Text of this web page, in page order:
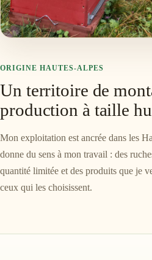
ORIGINE HAUTES-ALPES
Un territoire de
production à taille
Mon exploitation est ancrée dans les
donne du sens à mon travail : des
quantité limitée et des produits que je
ceux qui les choisissent.